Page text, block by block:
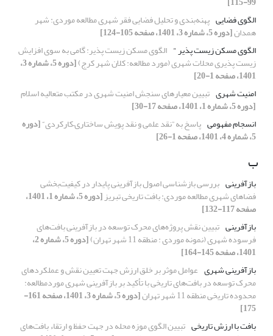
الگوی فضایی پهنه‌بندی و تحلیل فضایی فقر شهری مطالعه موردی: شهر
همدان[دوره 5، شماره 3، 1401، صفحه 105-124]
الگوی مسکن زیست پذیر " الگوی مسکن زیست پذیر: گامی به سوی افزایش
زیست پذیری محلات شهری (مورد مطالعه: کلان شهر کرج) [دوره 5، شماره 3،
1401، صفحه 1-20]
امنیت شهری تبیین معیارهای سنجش امنیت شهری در مکتب متعالیه اسلام
[دوره 5، شماره 1، 1401، صفحه 17-30]
انسجام مفهومی پاسخ به ”نقد علمی و نقد پویش ساختاری–کارکردی“[دوره
5، شماره 4، 1401، صفحه 1-26]
ب
بازآفرینی بررسی بازشناسی اصول بازآفرینی پایدار در کیفیت‌بخشی
فضاهای شهری مطالعه موردی: بافت تاریخی تبریز [دوره 5، شماره 1، 1401،
صفحه 117-132]
بازآفرینی تبیین نقش پروژه‌های محرک توسعه در بازآفرینی بافت‌های
فرسوده شهری (نمونه موردی : منطقه 11 شهر تهران) [دوره 5، شماره 2،
1401، صفحه 145-164]
بازآفرینی شهری عوامل موثر بر خلق ارزش جهت تعیین نقش و عملکردهای
محرک توسعه در بافت‌های تاریخی با تأکید بر بازآفرینی شهری موردمطالعه:
محدوده تاریخی منطقه 11 شهر تهران [دوره 5، شماره 3، 1401، صفحه 161-
175]
بافت با ارزش تاریخی تبیین الگوی موزه محله در جهت حفظ و ارتقاء بافت‌های